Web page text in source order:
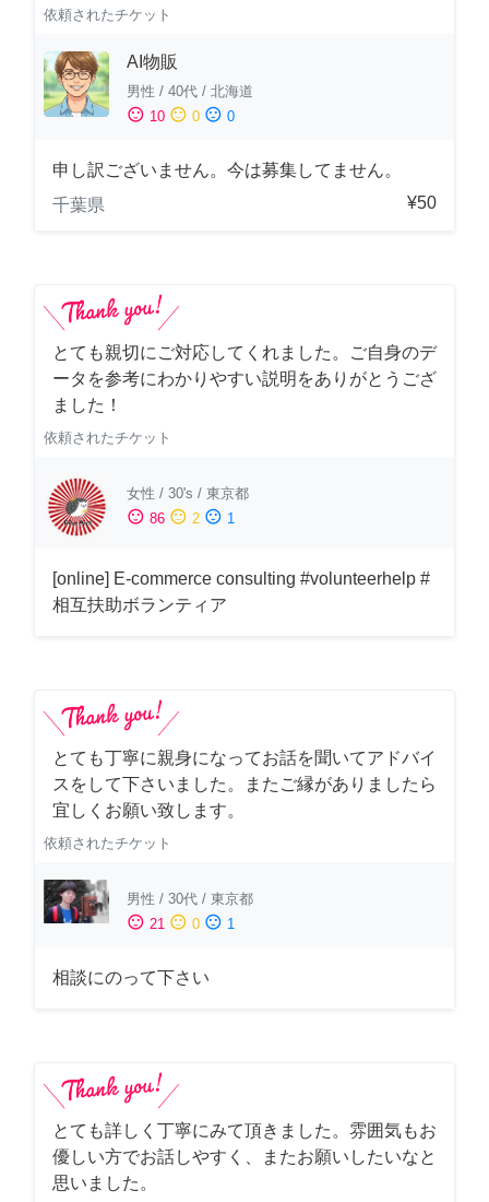
依頼されたチケット
AI物販
男性 / 40代 / 北海道
sentiment_satisfied 10 sentiment_neutral 0 sentiment_dissatisfied 0
申し訳ございません。今は募集してません。
千葉県
¥50
とても親切にご対応してくれました。ご自身のデ
ータを参考にわかりやすい説明をありがとうござ
ました！
依頼されたチケット
女性 / 30's / 東京都
sentiment_satisfied 86 sentiment_neutral 2 sentiment_dissatisfied 1
[online] E-commerce consulting #volunteerhelp #
相互扶助ボランティア
とても丁寧に親身になってお話を聞いてアドバイ
スをして下さいました。またご縁がありましたら
宜しくお願い致します。
依頼されたチケット
男性 / 30代 / 東京都
sentiment_satisfied 21 sentiment_neutral 0 sentiment_dissatisfied 1
相談にのって下さい
とても詳しく丁寧にみて頂きました。雰囲気もお
優しい方でお話しやすく、またお願いしたいなと
思いました。